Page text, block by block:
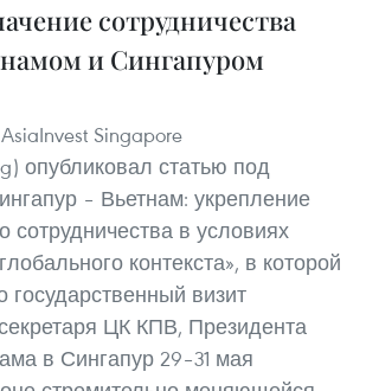
сотрудничества
и Сингапуром
Singapore
опубликовал статью под
– Вьетнам: укрепление
сотрудничества в условиях
контекста», в которой
государственный визит
ЦК КПВ, Президента
в Сингапур 29–31 мая